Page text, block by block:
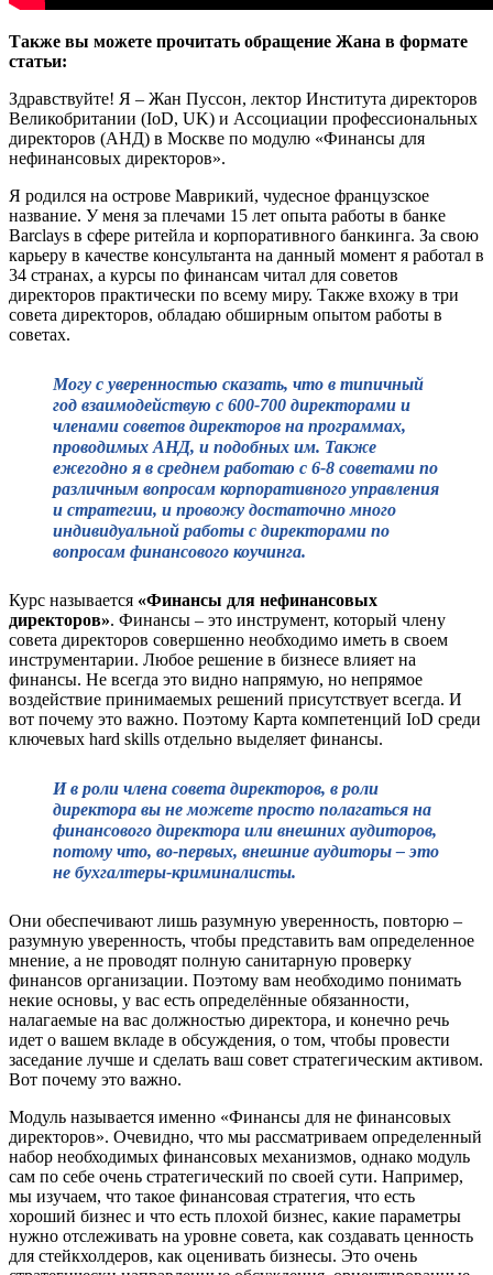
Также вы можете прочитать обращение Жана в формате
статьи:
Здравствуйте! Я – Жан Пуссон, лектор Института директоров
Великобритании (IoD, UK) и Ассоциации профессиональных
директоров (АНД) в Москве по модулю «Финансы для
нефинансовых директоров».
Я родился на острове Маврикий, чудесное французское
название. У меня за плечами 15 лет опыта работы в банке
Barclays в сфере ритейла и корпоративного банкинга. За свою
карьеру в качестве консультанта на данный момент я работал в
34 странах, а курсы по финансам читал для советов
директоров практически по всему миру. Также вхожу в три
совета директоров, обладаю обширным опытом работы в
советах.
Могу с уверенностью сказать, что в типичный
год взаимодействую с 600-700 директорами и
членами советов директоров на программах,
проводимых АНД, и подобных им. Также
ежегодно я в среднем работаю с 6-8 советами по
различным вопросам корпоративного управления
и стратегии, и провожу достаточно много
индивидуальной работы с директорами по
вопросам финансового коучинга.
Курс называется «Финансы для нефинансовых
директоров». Финансы – это инструмент, который члену
совета директоров совершенно необходимо иметь в своем
инструментарии. Любое решение в бизнесе влияет на
финансы. Не всегда это видно напрямую, но непрямое
воздействие принимаемых решений присутствует всегда. И
вот почему это важно. Поэтому Карта компетенций IoD среди
ключевых hard skills отдельно выделяет финансы.
И в роли члена совета директоров, в роли
директора вы не можете просто полагаться на
финансового директора или внешних аудиторов,
потому что, во-первых, внешние аудиторы – это
не бухгалтеры-криминалисты.
Они обеспечивают лишь разумную уверенность, повторю –
разумную уверенность, чтобы представить вам определенное
мнение, а не проводят полную санитарную проверку
финансов организации. Поэтому вам необходимо понимать
некие основы, у вас есть определённые обязанности,
налагаемые на вас должностью директора, и конечно речь
идет о вашем вкладе в обсуждения, о том, чтобы провести
заседание лучше и сделать ваш совет стратегическим активом.
Вот почему это важно.
Модуль называется именно «Финансы для не финансовых
директоров». Очевидно, что мы рассматриваем определенный
набор необходимых финансовых механизмов, однако модуль
сам по себе очень стратегический по своей сути. Например,
мы изучаем, что такое финансовая стратегия, что есть
хороший бизнес и что есть плохой бизнес, какие параметры
нужно отслеживать на уровне совета, как создавать ценность
для стейкхолдеров, как оценивать бизнесы. Это очень